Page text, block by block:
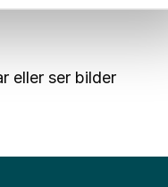
eller ser bilder